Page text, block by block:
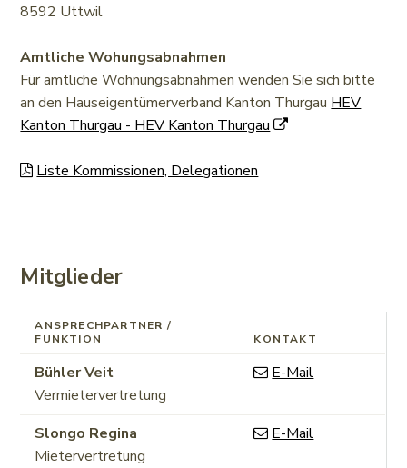
8592 Uttwil
Amtliche Wohungsabnahmen
Für amtliche Wohnungsabnahmen wenden Sie sich bitte
an den Hauseigentümerverband Kanton Thurgau HEV
Kanton Thurgau - HEV Kanton Thurgau
Liste Kommissionen, Delegationen
Mitglieder
ANSPRECHPARTNER /
FUNKTION
KONTAKT
BühlerVeitFunktion
Vermietervertretung
E-Mail
Slongo Regina
Mietervertretung
E-Mail